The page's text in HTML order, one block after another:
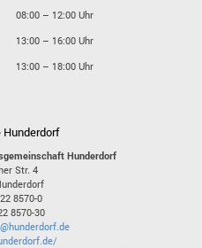
08:00 – 12:00 Uhr
13:00 – 16:00 Uhr
13:00 – 18:00 Uhr
Hunderdorf
Hunderdorf
Str. 4
8570-0
8570-30